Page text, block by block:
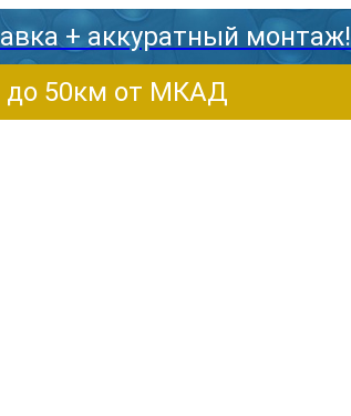
+ аккуратный монтаж!
до 50км от МКАД